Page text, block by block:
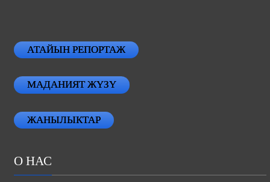
АТАЙЫН РЕПОРТАЖ
МАДАНИЯТ ЖҮЗҮ
ЖАНЫЛЫКТАР
О НАС